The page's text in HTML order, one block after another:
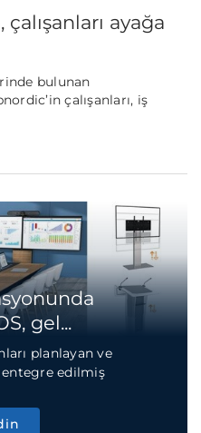
ayağa
bulunan
çalışanları, iş
gel...
planlayan ve
edilmiş